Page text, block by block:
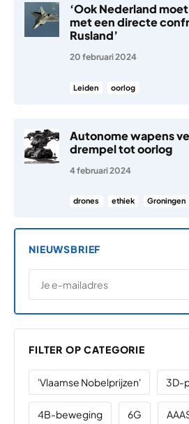
‘Ook Nederland
met een directe
Rusland’
20 februari 2024
Leiden oorlog
Autonome wapens
drempel tot oorlog
4 februari 2024
drones ethiek Groningen
NIEUWSBRIEF
E-MAILADRES
*
FILTER OP CATEGORIE
'Vlaamse Nobelprijzen' 3D-
4B-beweging 6G